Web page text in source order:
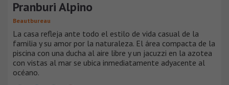
Pranburi Alpino
Beautbureau
La casa refleja ante todo el estilo de vida casual de la
familia y su amor por la naturaleza. El área compacta de la
piscina con una ducha al aire libre y un jacuzzi en la azotea
con vistas al mar se ubica inmediatamente adyacente al
océano.